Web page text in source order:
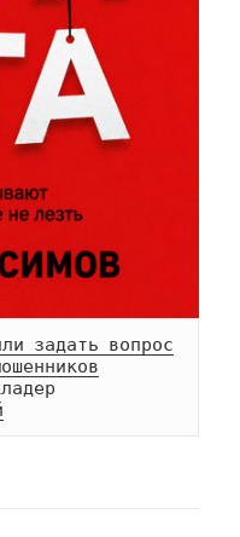
задать вопрос